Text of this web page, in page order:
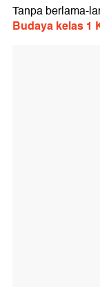
Tanpa berlama-
Budaya kelas 1